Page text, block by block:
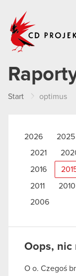
Start optimus
2026 2025
2021
2016
2011 2010
2006
Oops, nic
O o. Czegoś